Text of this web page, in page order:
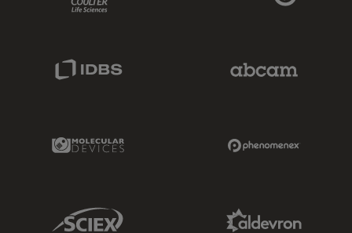
Molecular Devices Link
Sciex Link